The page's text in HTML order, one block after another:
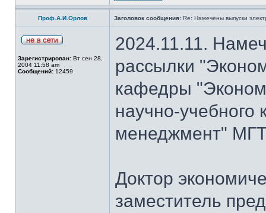
Проф.А.И.Орлов Заголовок сообщения: Re: Намечены выпуски
Зарегистрирован: Вт сен 28,
2004 11:58 am
Сообщений: 12459
2024.11.11.
рассылки
кафедры
научно-
менеджмент"
Доктор
заместитель